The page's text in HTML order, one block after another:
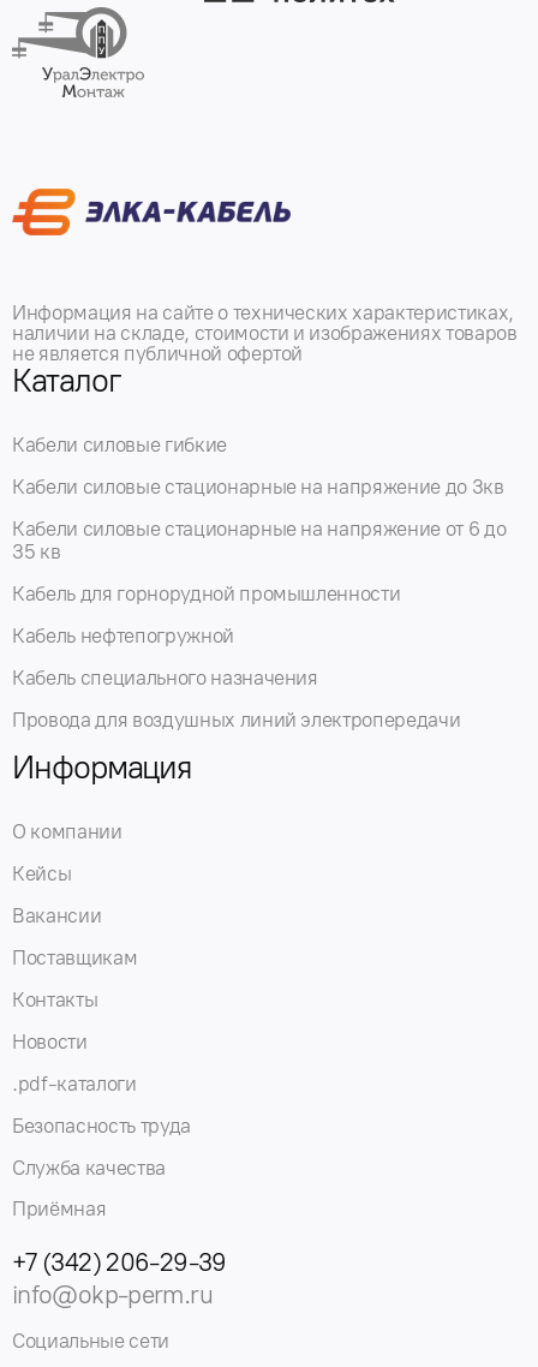
Информация на сайте о технических характеристиках,
наличии на складе, стоимости и изображениях товаров
не является публичной офертой
Каталог
Кабели силовые гибкие
Кабели силовые стационарные на напряжение до 3кв
Кабели силовые стационарные на напряжение от 6 до
35 кв
Кабель для горнорудной промышленности
Кабель нефтепогружной
Кабель специального назначения
Провода для воздушных линий электропередачи
Информация
О компании
Кейсы
Вакансии
Поставщикам
Контакты
Новости
.pdf-каталоги
Безопасность труда
Служба качества
Приёмная
+7 (342) 206-29-39
info@okp-perm.ru
Социальные сети